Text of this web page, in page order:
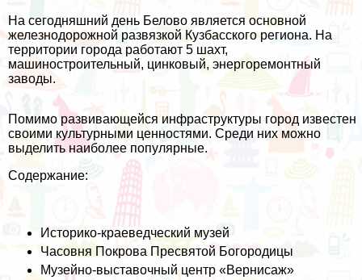
На сегодняшний день Белово является основной
железнодорожной развязкой Кузбасского региона. На
территории города работают 5 шахт,
машиностроительный, цинковый, энергоремонтный
заводы.
Помимо развивающейся инфраструктуры город известен
своими культурными ценностями. Среди них можно
выделить наиболее популярные.
Содержание:
Историко-краеведческий музей
Часовня Покрова Пресвятой Богородицы
Музейно-выставочный центр «Вернисаж»